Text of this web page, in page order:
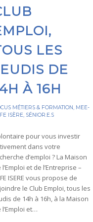
LES
DE
À 16H
MÉTIERS & FORMATION, MEE-
ISÈRE, SÉNIOR.E.S
pour vous investir
dans votre
d’emploi ? La Maison
l’Emploi et de l’Entreprise –
ISERE vous propose de
le Club Emploi, tous les
de 14h à 16h, à la Maison
l’Emploi et…